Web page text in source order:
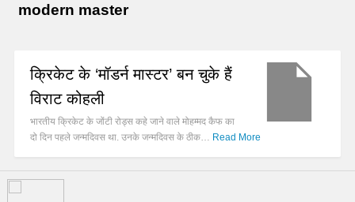
modern master
क्रिकेट के ‘मॉडर्न मास्टर’ बन चुके हैं
विराट कोहली
भारतीय क्रिकेट के जोंटी रोड्स कहे जाने वाले मोहम्मद कैफ का
दो दिन पहले जन्मदिवस था. उनके जन्मदिवस के ठीक… Read More